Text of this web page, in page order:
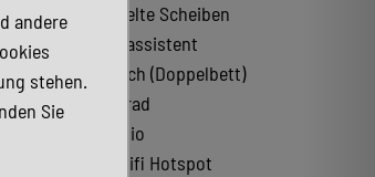
Abgedunkelte Scheiben
Notbremsassistent
Aufstelldach (Doppelbett)
Lederlenkrad
Tuner/Radio
WLAN / Wifi Hotspot
andere
stehen.
Sie